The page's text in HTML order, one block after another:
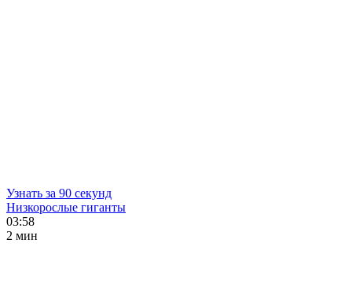
Узнать за 90 секунд
Низкорослые гиганты
03:58
2 мин